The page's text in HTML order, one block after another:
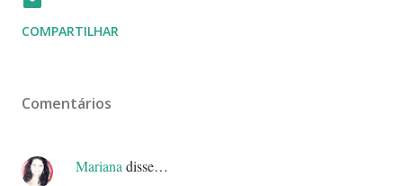
COMPARTILHAR
Comentários
Marianadisse…